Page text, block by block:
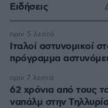
Ειδήσεις
Ιταλοί αστυνομικοί
πρόγραμμα
πριν 5 λεπτά
62 χρόνια από τους
ναπάλμ στην
πριν 7 λεπτά